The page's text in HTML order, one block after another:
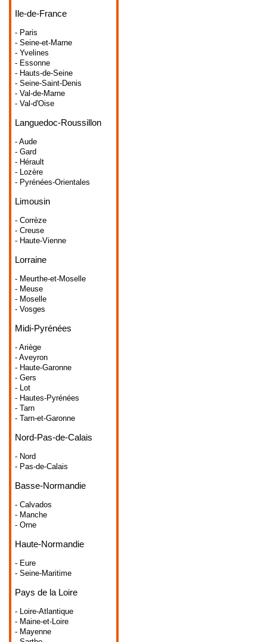
Ile-de-France
- Paris
- Seine-et-Marne
- Yvelines
- Essonne
- Hauts-de-Seine
- Seine-Saint-Denis
- Val-de-Marne
- Val-d'Oise
Languedoc-Roussillon
- Aude
- Gard
- Hérault
- Lozère
- Pyrénées-Orientales
Limousin
- Corrèze
- Creuse
- Haute-Vienne
Lorraine
- Meurthe-et-Moselle
- Meuse
- Moselle
- Vosges
Midi-Pyrénées
- Ariège
- Aveyron
- Haute-Garonne
- Gers
- Lot
- Hautes-Pyrénées
- Tarn
- Tarn-et-Garonne
Nord-Pas-de-Calais
- Nord
- Pas-de-Calais
Basse-Normandie
- Calvados
- Manche
- Orne
Haute-Normandie
- Eure
- Seine-Maritime
Pays de la Loire
- Loire-Atlantique
- Maine-et-Loire
- Mayenne